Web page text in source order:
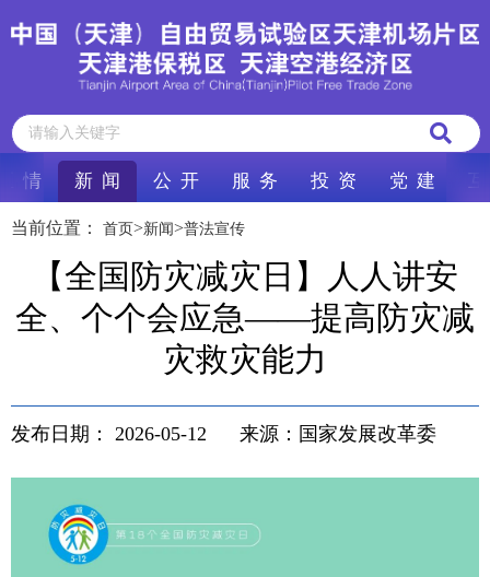
情 新 闻 公 开 服 务 投 资 党 建
当前位置： 首页>新闻>普法宣传
【全国防灾减灾日】人人讲安
全、个个会应急——提高防灾减
灾救灾能力
发布日期： 2026-05-12 来源：国家发展改革委